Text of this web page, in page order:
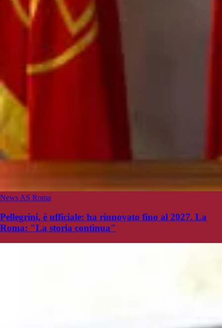
News AS Roma
Pellegrini, è ufficiale: ha rinnovato fino al 2027. La
Roma: "La storia continua"